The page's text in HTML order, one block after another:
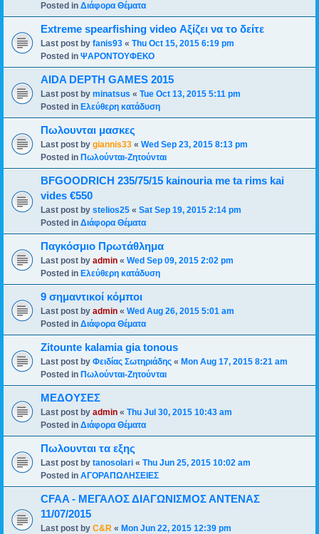
Posted in Διάφορα Θέματα
Extreme spearfishing video Αξίζει να το δείτε
Last post by fanis93 « Thu Oct 15, 2015 6:19 pm
Posted in ΨΑΡΟΝΤΟΥΦΕΚΟ
AIDA DEPTH GAMES 2015
Last post by minatsus « Tue Oct 13, 2015 5:11 pm
Posted in Ελεύθερη κατάδυση
Πωλουνται μασκες
Last post by giannis33 « Wed Sep 23, 2015 8:13 pm
Posted in Πωλούνται-Ζητούνται
BFGOODRICH 235/75/15 kainouria me ta rims kai
vides €550
Last post by stelios25 « Sat Sep 19, 2015 2:14 pm
Posted in Διάφορα Θέματα
Παγκόσμιο Πρωτάθλημα
Last post by admin « Wed Sep 09, 2015 2:02 pm
Posted in Ελεύθερη κατάδυση
9 σημαντικοί κόμποι
Last post by admin « Wed Aug 26, 2015 5:01 am
Posted in Διάφορα Θέματα
Zitounte kalamia gia tonous
Last post by Φειδίας Σωτηριάδης « Mon Aug 17, 2015 8:21 am
Posted in Πωλούνται-Ζητούνται
ΜΕΔΟΥΣΕΣ
Last post by admin « Thu Jul 30, 2015 10:43 am
Posted in Διάφορα Θέματα
Πωλουνται τα εξης
Last post by tanosolari « Thu Jun 25, 2015 10:02 am
Posted in ΑΓΟΡΑΠΩΛΗΣΕΙΕΣ
CFAA - ΜΕΓΑΛΟΣ ΔΙΑΓΩΝΙΣΜΟΣ ΑΝΤΕΝΑΣ
11/07/2015
Last post by C&R « Mon Jun 22, 2015 12:39 pm